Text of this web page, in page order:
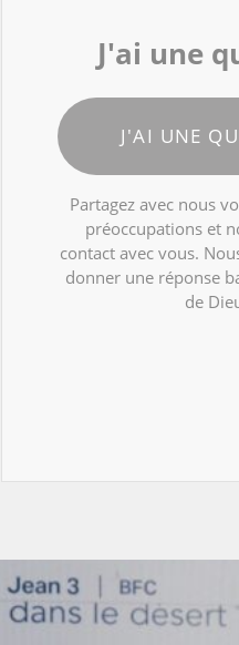
J'ai une
J'AI UNE
Partagez avec nous
préoccupations et
contact avec vous.
donner une réponse
de